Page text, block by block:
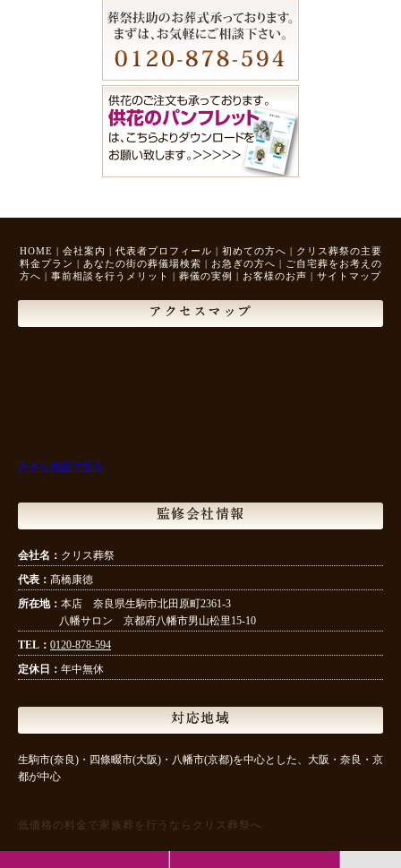
HOME | 会社案内 | 代表者プロフィール | 初めての方へ | クリス葬祭の主要
料金プラン | あなたの街の葬儀場検索 | お急ぎの方へ | ご自宅葬をお考えの
方へ | 事前相談を行うメリット | 葬儀の実例 | お客様のお声 | サイトマップ
アクセスマップ
大きな地図で見る
監修会社情報
会社名： クリス葬祭
代表： 髙橋康徳
所在地： 本店 奈良県生駒市北田原町2361-3
八幡サロン 京都府八幡市男山松里15-10
TEL： 0120-878-594
定休日： 年中無休
対応地域
生駒市(奈良)・四條畷市(大阪)・八幡市(京都)を中心とした、大阪・奈良・京
都が中心
低価格の料金で家族葬を行うならクリス葬祭へ